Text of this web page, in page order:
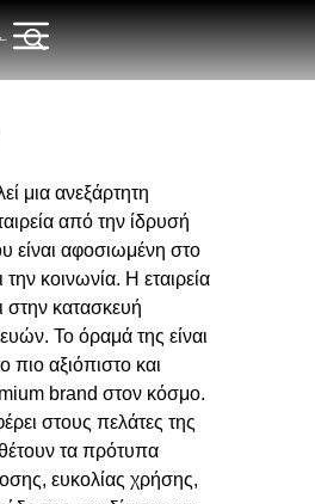
μια ανεξάρτητη
από την ίδρυσή
είναι αφοσιωμένη στο
κοινωνία. Η εταιρεία
στην κατασκευή
Το όραμά της είναι
πιο αξιόπιστο και
brand στον κόσμο.
στους πελάτες της
τα πρότυπα
ευκολίας χρήσης,